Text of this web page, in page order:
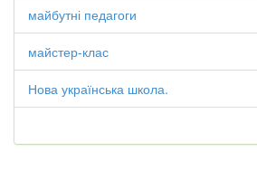
майбутні педагоги
майстер-клас
Нова українська школа.